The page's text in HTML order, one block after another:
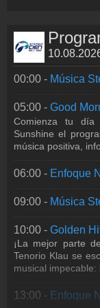
llena de historias,
17:00 -Greatest
La esencia de
que han marcado
19:00 -Golden
¡La mejor parte
Tenorio Klau se
Stereo Cien tiene
Torices trae las
22:00 - La Hora
Música
00:00 - Música
05:00 - Good
Comienza tu
Sunshine el
música positiva,
06:00 - Enfoque
09:00 - Música
10:00 - Golden
¡La mejor parte
Tenorio Klau se
musical impecable:
13:00 - Enfoque